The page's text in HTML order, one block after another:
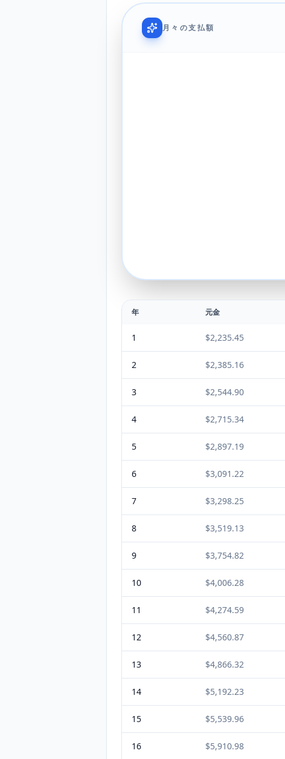
月々の支払額
年 元金
1 $2,235.45
2 $2,385.16
3 $2,544.90
4 $2,715.34
5 $2,897.19
6 $3,091.22
7 $3,298.25
8 $3,519.13
9 $3,754.82
10 $4,006.28
11 $4,274.59
12 $4,560.87
13 $4,866.32
14 $5,192.23
15 $5,539.96
16 $5,910.98